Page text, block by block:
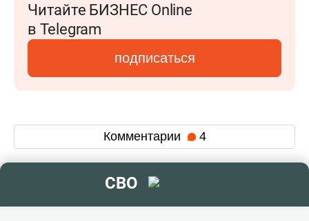
Читайте БИЗНЕС Online
в Telegram
подписаться
Комментарии 4
СВО